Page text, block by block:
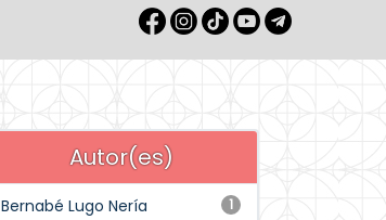
Autor(es)
1
Bernabé Lugo Nería